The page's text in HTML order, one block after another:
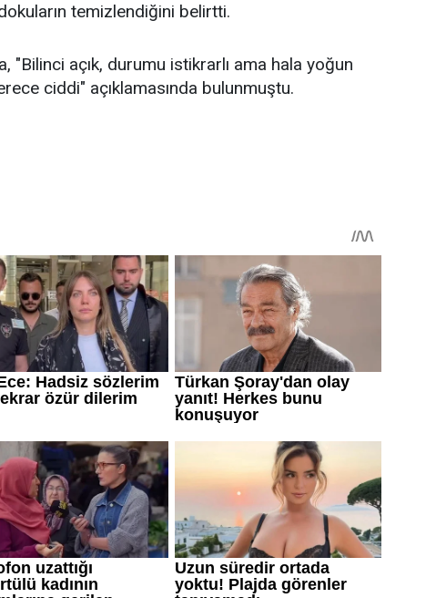
temizlendiğini belirtti.
"Bilinci açık, durumu istikrarlı ama hala yoğun
ciddi" açıklamasında bulunmuştu.